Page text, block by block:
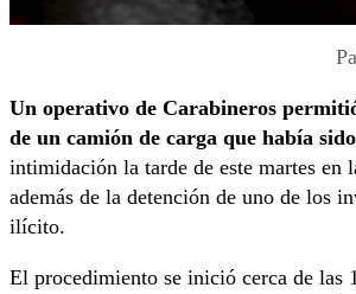
Un operativo de Carabineros
de un camión de carga que había
intimidación la tarde de este martes en
además de la detención de uno de los
ilícito.
El procedimiento se inició cerca de las